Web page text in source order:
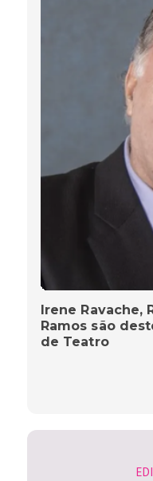
Irene Ravache,
Ramos são
de Teatro